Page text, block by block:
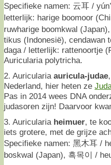
Specifieke namen: 云耳 /
letterlijk: harige boomoor
ruwharige boomkwal
tikus (Indonesië), cendawan
daga / letterlijk: rattenoortje
Auricularia polytricha.
2. Auricularia auricula-judae
Nederland, hier heten ze
Pas in 2014 wees DNA
judasoren zijn! Daarvoor
3. Auricularia heimuer, te
iets grotere, met de grijze
Specifieke namen: 黑木耳 /
boskwal (Japan), 흑목이 /